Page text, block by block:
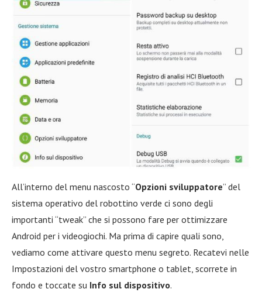
All’interno del menu nascosto “Opzioni sviluppatore” del
sistema operativo del robottino verde ci sono degli
importanti “tweak” che si possono fare per ottimizzare
Android per i videogiochi. Ma prima di capire quali sono,
vediamo come attivare questo menu segreto. Recatevi nelle
Impostazioni del vostro smartphone o tablet, scorrete in
fondo e toccate su Info sul dispositivo.